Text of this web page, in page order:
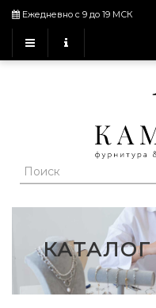
Ежедневно с 9 до 19 МСК